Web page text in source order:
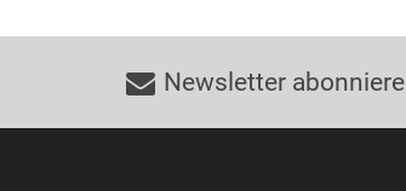
Newsletter